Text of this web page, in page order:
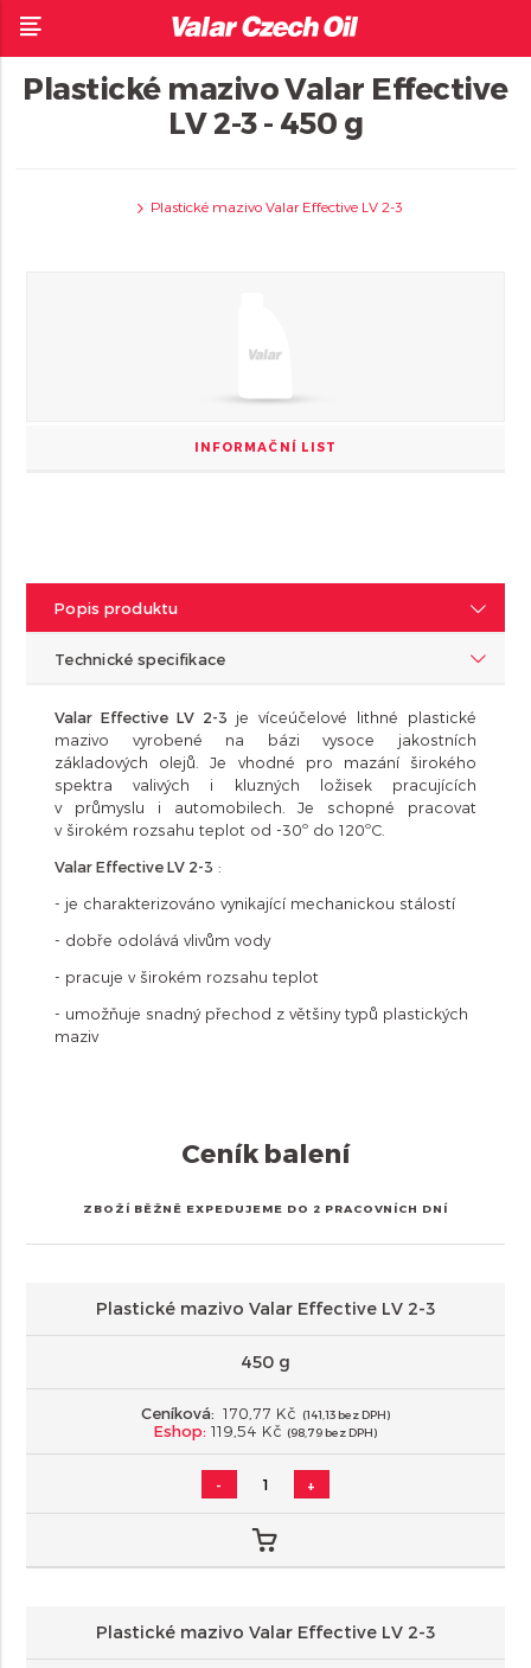
Plastické mazivo Valar Effective
LV 2-3 - 450 g
Plastické mazivo Valar Effective LV 2-3
INFORMAČNÍ LIST
Popis produktu
Technické specifikace
Valar Effective LV 2-3 je víceúčelové lithné plastické
mazivo vyrobené na bázi vysoce jakostních
základových olejů. Je vhodné pro mazání širokého
spektra valivých i kluzných ložisek pracujících
v průmyslu i automobilech. Je schopné pracovat
v širokém rozsahu teplot od -30º do 120ºC.
Valar Effective LV 2-3 :
- je charakterizováno vynikající mechanickou stálostí
- dobře odolává vlivům vody
- pracuje v širokém rozsahu teplot
- umožňuje snadný přechod z většiny typů plastických
maziv
Ceník balení
ZBOŽÍ BĚŽNĚ EXPEDUJEME DO 2 PRACOVNÍCH DNÍ
Plastické mazivo Valar Effective LV 2-3
450 g
Ceníková: 170,77 Kč (141,13 bez DPH)
Eshop: 119,54 Kč (98,79 bez DPH)
- +
Plastické mazivo Valar Effective LV 2-3